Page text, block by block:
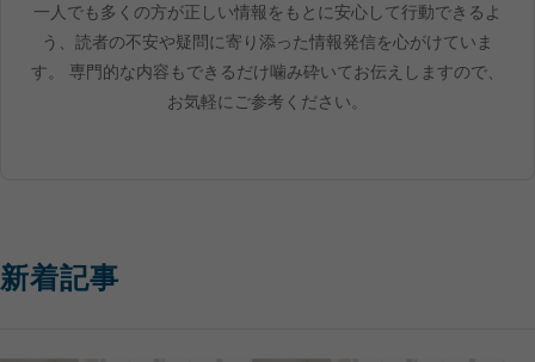
一人でも多くの方が正しい情報をもとに安心して行動できるよ
う、読者の不安や疑問に寄り添った情報発信を心がけていま
す。 専門的な内容もできるだけ噛み砕いてお伝えしますので、
お気軽にご参考ください。
新着記事